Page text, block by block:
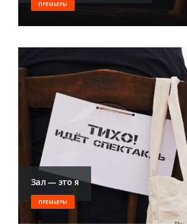
ПРЕМЬЕРЫ
Зал — это я
ПРЕМЬЕРЫ